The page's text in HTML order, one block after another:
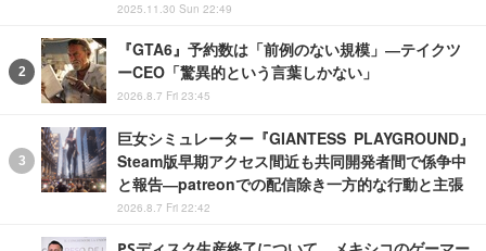
2025.11.30 Sun 22:49
『GTA6』予約数は「前例のない規模」―テイクツ
ーCEO「驚異的という言葉しかない」
2026.8.7 Fri 23:45
巨女シミュレーター『GIANTESS PLAYGROUND』
Steam版早期アクセス間近も共同開発者間で係争中
と報告―patreonでの配信除き一方的な行動と主張
2026.8.7 Fri 22:42